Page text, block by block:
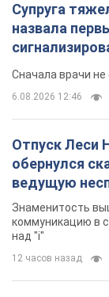
Супруга
назвала
Сначала врачи
6.08.2026 12:46
Отпуск Леси
обернулся
ведущую
Знаменитость
коммуникацию в
над "i"
12 часов назад